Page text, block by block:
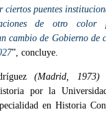
ciertos puentes
de otro
cambio de Gobierno de
”, concluye.
(Madrid, 1973)
por la
en Historia